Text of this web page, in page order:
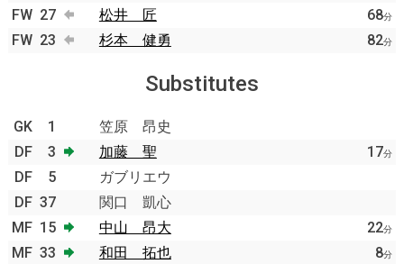
FW 27 松井 匠 68分
FW 23 杉本 健勇 82分
Substitutes
GK 1
笠原 昂史
DF
3 加藤 聖 17分
DF 5
ガブリエウ
DF 37
関口 凱心
MF 15 中山 昂大 22分
MF 33 和田 拓也 8分